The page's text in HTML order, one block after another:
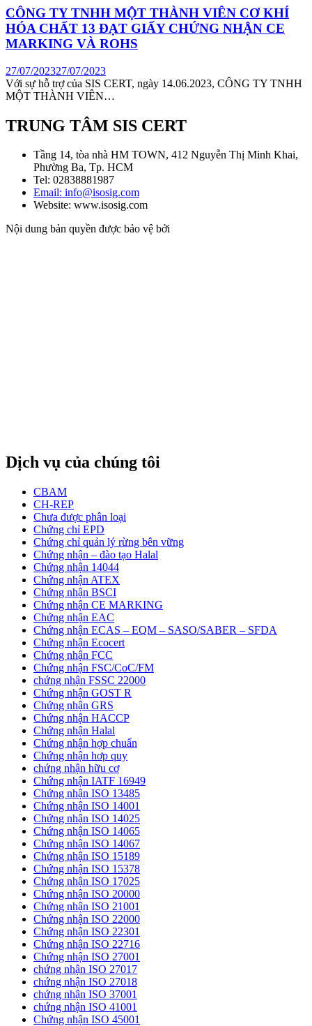
CÔNG TY TNHH MỘT THÀNH VIÊN CƠ KHÍ
HÓA CHẤT 13 ĐẠT GIẤY CHỨNG NHẬN CE
MARKING VÀ ROHS
27/07/202327/07/2023
Với sự hỗ trợ của SIS CERT, ngày 14.06.2023, CÔNG TY TNHH
MỘT THÀNH VIÊN…
TRUNG TÂM SIS CERT
Tầng 14, tòa nhà HM TOWN, 412 Nguyễn Thị Minh Khai,
Phường Ba, Tp. HCM
Tel: 02838881987
Email: info@isosig.com
Website: www.isosig.com
Nội dung bản quyền được bảo vệ bởi
Dịch vụ của chúng tôi
CBAM
CH-REP
Chưa được phân loại
Chứng chỉ EPD
Chứng chỉ quản lý rừng bên vững
Chứng nhận – đào tạo Halal
Chứng nhận 14044
Chứng nhận ATEX
Chứng nhận BSCI
Chứng nhận CE MARKING
Chứng nhận EAC
Chứng nhận ECAS – EQM – SASO/SABER – SFDA
Chứng nhận Ecocert
Chứng nhận FCC
Chứng nhận FSC/CoC/FM
chứng nhận FSSC 22000
Chứng nhận GOST R
Chứng nhận GRS
Chứng nhận HACCP
Chứng nhận Halal
Chứng nhận hợp chuẩn
Chứng nhận hơp quy
chứng nhận hữu cơ
Chứng nhận IATF 16949
Chứng nhận ISO 13485
Chứng nhận ISO 14001
Chứng nhận ISO 14025
Chứng nhận ISO 14065
Chứng nhận ISO 14067
Chứng nhận ISO 15189
Chứng nhận ISO 15378
Chứng nhận ISO 17025
Chứng nhận ISO 20000
Chứng nhận ISO 21001
Chứng nhận ISO 22000
Chứng nhận ISO 22301
Chứng nhận ISO 22716
Chứng nhận ISO 27001
chứng nhận ISO 27017
chứng nhận ISO 27018
chứng nhận ISO 37001
chứng nhận ISO 41001
Chứng nhận ISO 45001